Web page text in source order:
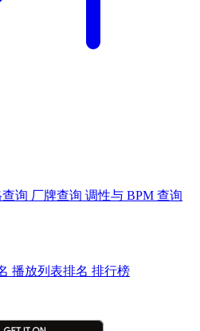
查询 厂牌查询 调性与 BPM 查询
播放列表排名 排行榜